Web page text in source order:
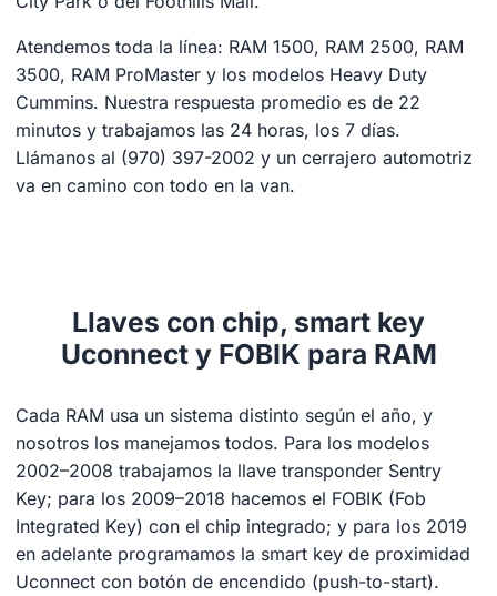
Atendemos toda la línea: RAM 1500, RAM 2500, RAM
3500, RAM ProMaster y los modelos Heavy Duty
Cummins. Nuestra respuesta promedio es de 22
minutos y trabajamos las 24 horas, los 7 días.
Llámanos al (970) 397-2002 y un cerrajero automotriz
va en camino con todo en la van.
Llaves con chip, smart key
Uconnect y FOBIK para RAM
Cada RAM usa un sistema distinto según el año, y
nosotros los manejamos todos. Para los modelos
2002–2008 trabajamos la llave transponder Sentry
Key; para los 2009–2018 hacemos el FOBIK (Fob
Integrated Key) con el chip integrado; y para los 2019
en adelante programamos la smart key de proximidad
Uconnect con botón de encendido (push-to-start).